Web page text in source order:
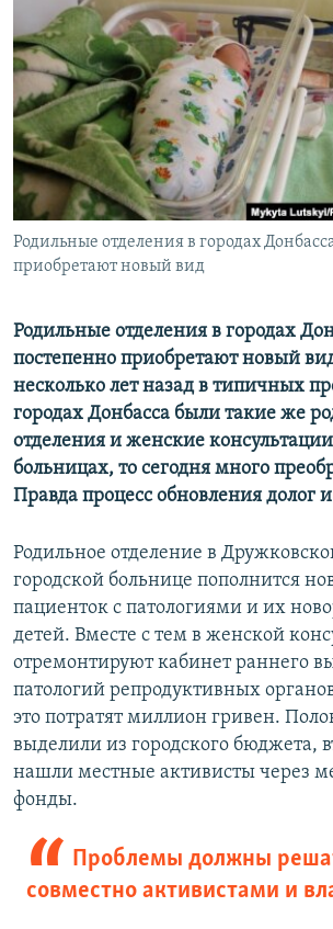
СОВЕТЫ ПРАВОЗАЩИТНИКОВ
ПРОПАВШИЕ БЕЗ ВЕСТИ
ПОБЕДИТЕЛЕЙ НЕ СУДЯТ?
КРЫМ.НЕПОКОРЕННЫЙ
ELIFBE
УКРАИНСКАЯ ПРОБЛЕМА КРЫМА
Qırımtatar
ПРИСОЕДИНЯЙТЕСЬ!
Все сайты RFE/RL
Родильные отделения в городах
приобретают новый вид
Родильные отделения в городах
постепенно приобретают новый
несколько лет назад в типичных
городах Донбасса были такие же
отделения и женские
больницах, то сегодня много
Правда процесс обновления долог
Родильное отделение в
городской больнице пополнится
пациенток с патологиями и их
детей. Вместе с тем в женской
отремонтируют кабинет раннего
патологий репродуктивных
это потратят миллион гривен.
выделили из городского бюджета,
нашли местные активисты через
фонды.
Проблемы должны
совместно активистами и